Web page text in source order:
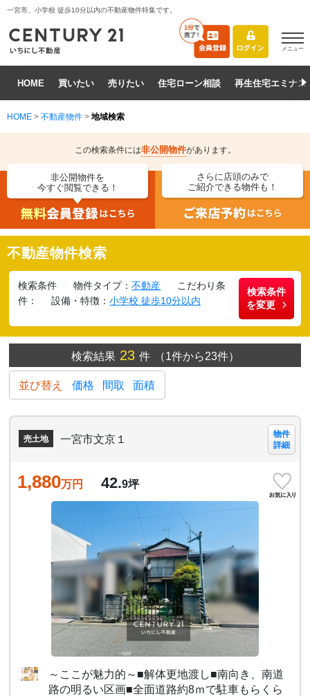
一宮市、小学校 徒歩10分以内の不動産物件特集です。
メニュー
HOME 買いたい 売りたい 住宅ローン相談 再生住宅エミナス
HOME > 不動産物件 > 地域検索
この検索条件には非公開物件があります。
非公開物件を
今すぐ閲覧できる！
さらに店頭のみで
ご紹介できる物件も！
不動産物件検索
検索条件 物件タイプ：不動産
こだわり条
件：
設備・特徴：小学校 徒歩10分以内
検索条件
を変更
検索結果23 件 （1件から23件）
並び替え 価格 間取 面積
売土地 一宮市文京１
物件
詳細
1,880万円 42.9坪
～ここが魅力的～■解体更地渡し■南向き、南道
路の明るい区画■全面道路約8ｍで駐車もらくら